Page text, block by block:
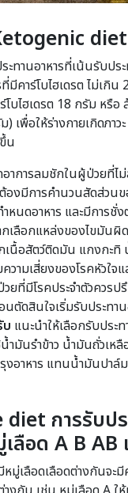
diet
ะทานอาหารที่เน้นรับป
มีคาร์โบไฮเดรต ไม่เกิ
บไฮเดรต 18 กรัม หรื
) เพื่อให้ร่างกายเกิดภา
น
าการลมชักในผู้ป่วยที่ไ
องมีการคำนวนสัดส่วน
นดอาหาร และมีการชั่ง
กเลือกแหล่งของไขมันผิ
นื้อสัตว์ติดมัน แกงกะทิ
วามเสี่ยงของโรคหัวใจ
ยที่มีโรคประจำตัวควร
นตัดสินใจเริ่มรับประทา
บ แนะนำให้เลือกรับประ
ำมันรำข้าว น้ำมันถั่วเห
งอาหาร แทนน้ำมันปาล์
การรับปร
ลือด A B AB
มู่เลือดเลือดต่างกันจะมี